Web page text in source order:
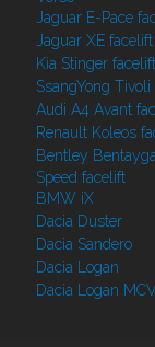
Jaguar E-Pace
Jaguar XE facelift
Kia Stinger facelift
SsangYong
Audi A4 Avant
Renault Koleos
Bentley Bentayga
Speed facelift
BMW iX
Dacia Duster
Dacia Sandero
Dacia Logan
Dacia Logan MCV